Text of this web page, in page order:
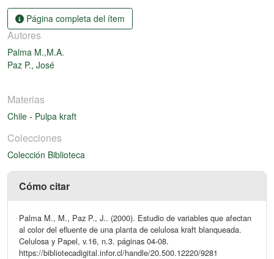
Página completa del ítem
Autores
Palma M.,M.A.
Paz P., José
Materias
Chile - Pulpa kraft
Colecciones
Colección Biblioteca
Cómo citar
Palma M., M., Paz P., J.. (2000). Estudio de variables que afectan
al color del efluente de una planta de celulosa kraft blanqueada.
Celulosa y Papel, v.16, n.3. páginas 04-08.
https://bibliotecadigital.infor.cl/handle/20.500.12220/9281